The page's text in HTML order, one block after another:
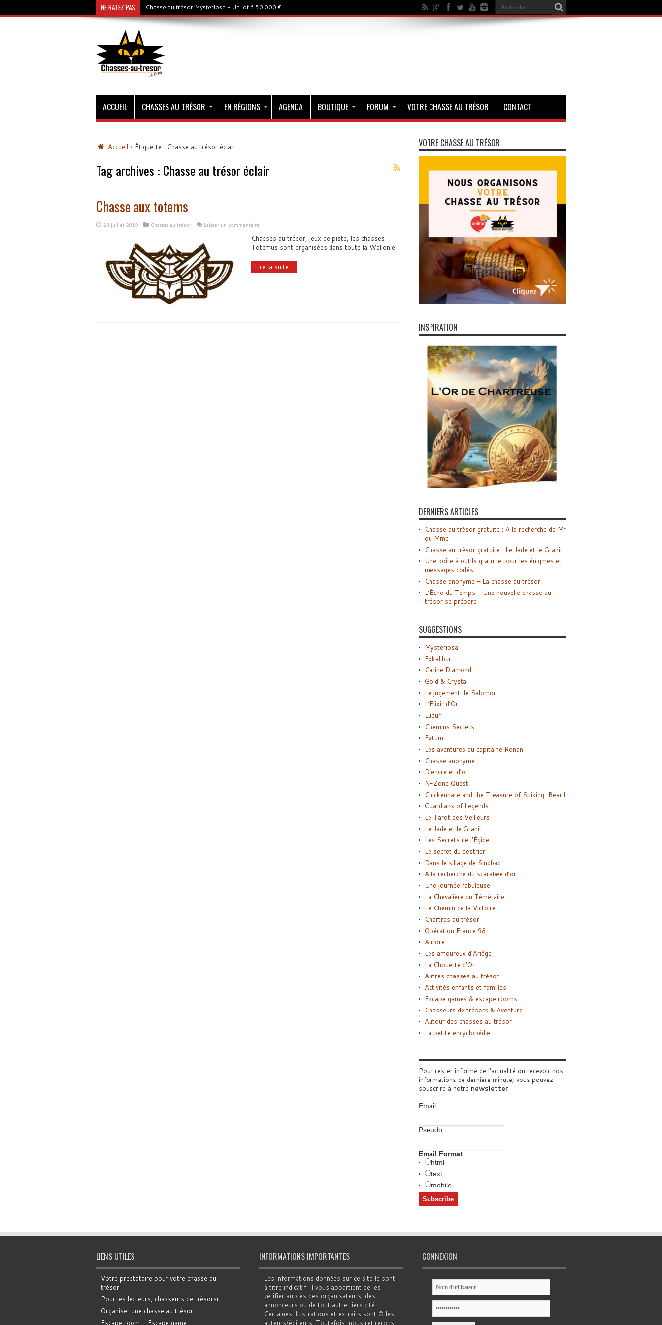
NE RATEZ PAS Chasse au trésor Mysteriosa - Un lot à 50 000 €
ACCUEIL CHASSES AU TRÉSOR EN RÉGIONS AGENDA BOUTIQUE FORUM VOTRE CHASSE AU TRÉSOR CONTACT
Accueil » Étiquette : Chasse au trésor éclair
Tag archives : Chasse au trésor éclair
Chasse aux totems
23 juillet 2019 Chasses au trésor Laisser un commentaire
Chasses au trésor, jeux de piste, les chasses
Totemus sont organisées dans toute la Wallonie
Lire la suite...
VOTRE CHASSE AU TRÉSOR
INSPIRATION
DERNIERS ARTICLES
Chasse au trésor gratuite : A la recherche de Mr
ou Mme
Chasse au trésor gratuite : Le Jade et le Granit
Une boîte à outils gratuite pour les énigmes et
messages codés
Chasse anonyme – La chasse au trésor
L’Écho du Temps – Une nouvelle chasse au
trésor se prépare
SUGGESTIONS
Mysteriosa
Exkalibur
Carine Diamond
Gold & Crystal
Le jugement de Salomon
L’Elixir d’Or
Lueur
Chemins Secrets
Fatum
Les aventures du capitaine Ronan
Chasse anonyme
D’encre et d’or
N-Zone Quest
Chickenhare and the Treasure of Spiking-Beard
Guardians of Legends
Le Tarot des Veilleurs
Le Jade et le Granit
Les Secrets de l’Égide
Le secret du destrier
Dans le sillage de Sindbad
A la recherche du scarabée d’or
Une journée fabuleuse
La Chevalière du Téméraire
Le Chemin de la Victoire
Chartres au trésor
Opération France 98
Aurore
Les amoureux d’Ariège
La Chouette d’Or
Autres chasses au trésor
Activités enfants et familles
Escape games & escape rooms
Chasseurs de trésors & Aventure
Autour des chasses au trésor
La petite encyclopédie
Pour rester informé de l'actualité ou recevoir nos
informations de dernière minute, vous pouvez
souscrire à notre newsletter.
Email
Pseudo
Email Format
html
text
mobile
LIENS UTILES
Votre prestataire pour votre chasse au
trésor
Pour les lecteurs, chasseurs de trésorsr
Organiser une chasse au trésor
Escape room - Escape game
INFORMATIONS IMPORTANTES
Les informations données sur ce site le sont
à titre indicatif. Il vous appartient de les
vérifier auprès des organisateurs, des
annonceurs ou de tout autre tiers cité.
Certaines illustrations et extraits sont © les
auteurs/éditeurs. Toutefois, nous retirerons
CONNEXION